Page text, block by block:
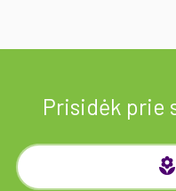
Prisidėk prie
local_florist